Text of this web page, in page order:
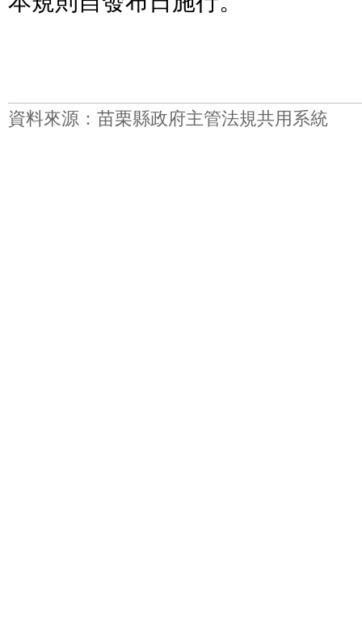
資料來源：苗栗縣政府主管法規共用系統